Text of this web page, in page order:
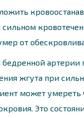
от
артерии
жгута при
может умереть
Это